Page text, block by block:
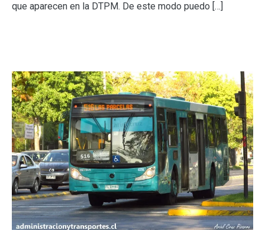
que aparecen en la DTPM. De este modo puedo […]